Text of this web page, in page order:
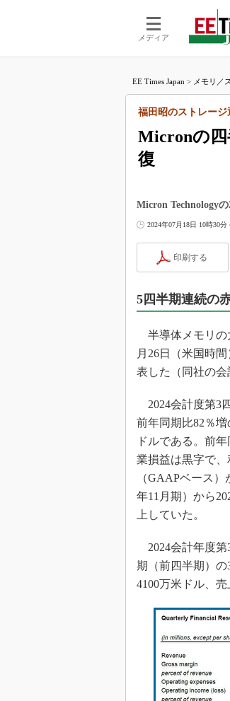
メディア
EE Times Japan > メモリ／
Micronの四
復
福田昭のストレージ
Micron Technology
2024年07月18日 10時30分
印刷する
5四半期連続の
半導体メモリの
月26日（米国時
表した（同社の会
2024会計度第3
前年同期比82％
ドルである。前
業損益は黒字で
（GAAPベース
年11月期）から
上していた。
2024会計年度第
期（前四半期）
4100万米ドル、売